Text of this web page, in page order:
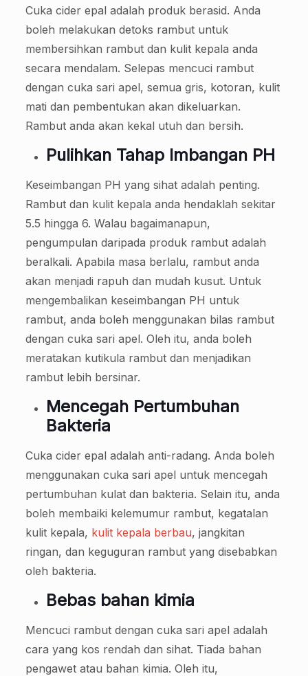
Cuka cider epal adalah produk berasid. Anda
boleh melakukan detoks rambut untuk
membersihkan rambut dan kulit kepala anda
secara mendalam. Selepas mencuci rambut
dengan cuka sari apel, semua gris, kotoran, kulit
mati dan pembentukan akan dikeluarkan.
Rambut anda akan kekal utuh dan bersih.
Pulihkan Tahap Imbangan PH
Keseimbangan PH yang sihat adalah penting.
Rambut dan kulit kepala anda hendaklah sekitar
5.5 hingga 6. Walau bagaimanapun,
pengumpulan daripada produk rambut adalah
beralkali. Apabila masa berlalu, rambut anda
akan menjadi rapuh dan mudah kusut. Untuk
mengembalikan keseimbangan PH untuk
rambut, anda boleh menggunakan bilas rambut
dengan cuka sari apel. Oleh itu, anda boleh
meratakan kutikula rambut dan menjadikan
rambut lebih bersinar.
Mencegah Pertumbuhan
Bakteria
Cuka cider epal adalah anti-radang. Anda boleh
menggunakan cuka sari apel untuk mencegah
pertumbuhan kulat dan bakteria. Selain itu, anda
boleh membaiki kelemumur rambut, kegatalan
kulit kepala, kulit kepala berbau, jangkitan
ringan, dan keguguran rambut yang disebabkan
oleh bakteria.
Bebas bahan kimia
Mencuci rambut dengan cuka sari apel adalah
cara yang kos rendah dan sihat. Tiada bahan
pengawet atau bahan kimia. Oleh itu,